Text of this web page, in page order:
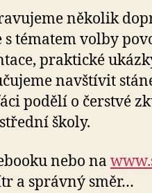
několik
s tématem volby
praktické
navštívit
podělí o čerstvé
školy.
nebo na
a správný směr…